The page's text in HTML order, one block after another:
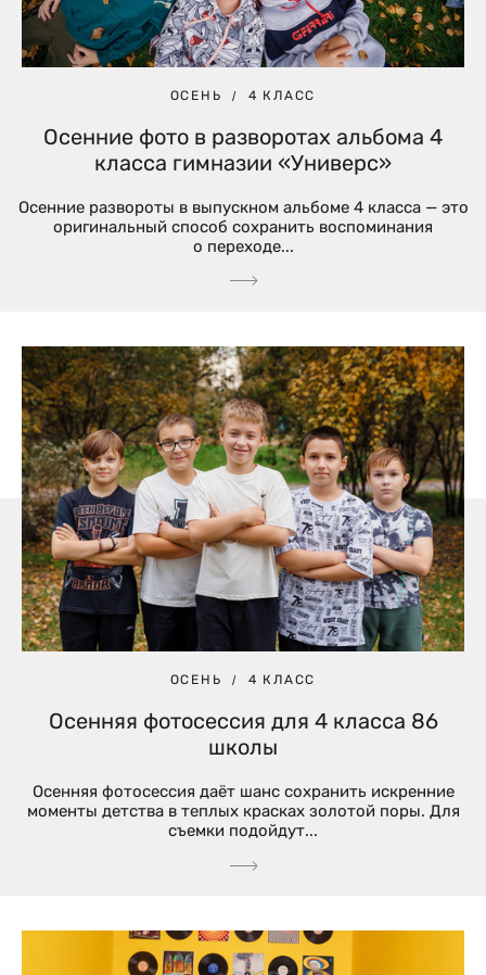
ОСЕНЬ 4 КЛАСС
Осенние фото в разворотах альбома 4
класса гимназии «Универс»
Осенние развороты в выпускном альбоме 4 класса — это
оригинальный способ сохранить воспоминания
о переходе...
ОСЕНЬ 4 КЛАСС
Осенняя фотосессия для 4 класса 86
школы
Осенняя фотосессия даёт шанс сохранить искренние
моменты детства в теплых красках золотой поры. Для
съемки подойдут...